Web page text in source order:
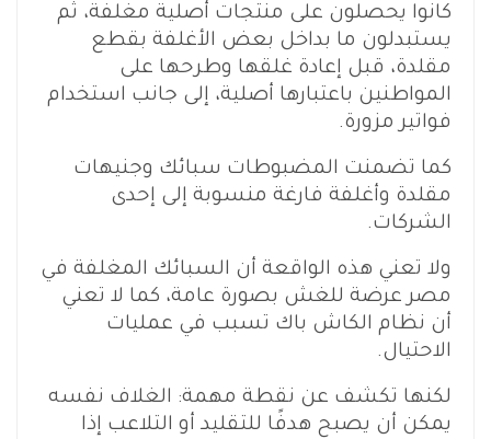
كانوا يحصلون على منتجات أصلية مغلفة، ثم
يستبدلون ما بداخل بعض الأغلفة بقطع
مقلدة، قبل إعادة غلقها وطرحها على
المواطنين باعتبارها أصلية، إلى جانب استخدام
فواتير مزورة.
كما تضمنت المضبوطات سبائك وجنيهات
مقلدة وأغلفة فارغة منسوبة إلى إحدى
الشركات.
ولا تعني هذه الواقعة أن السبائك المغلفة في
مصر عرضة للغش بصورة عامة، كما لا تعني
أن نظام الكاش باك تسبب في عمليات
الاحتيال.
لكنها تكشف عن نقطة مهمة: الغلاف نفسه
يمكن أن يصبح هدفًا للتقليد أو التلاعب إذا